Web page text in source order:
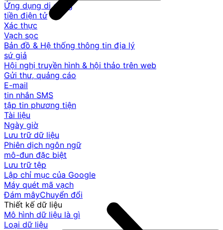
Ứng dụng di động
tiền điện tử
Xác thực
Vạch sọc
Bản đồ & Hệ thống thông tin địa lý
sứ giả
Hội nghị truyền hình & hội thảo trên web
Gửi thư, quảng cáo
E-mail
tin nhắn SMS
tập tin phương tiện
Tài liệu
Ngày giờ
Lưu trữ dữ liệu
Phiên dịch ngôn ngữ
mô-đun đặc biệt
Lưu trữ tệp
Lập chỉ mục của Google
Máy quét mã vạch
Đám mâyChuyển đổi
Thiết kế dữ liệu
Mô hình dữ liệu là gì
Loại dữ liệu